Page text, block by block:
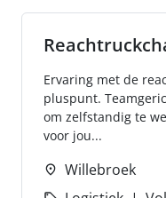
Ervaring met de
pluspunt.
om zelfstandig te
voor jou...
Willebroek